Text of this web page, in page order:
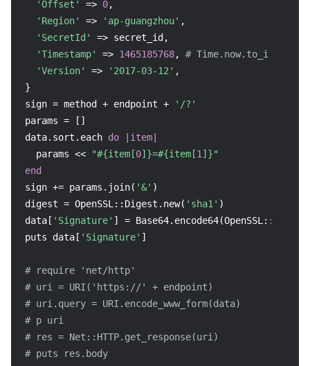
'Offset'
=> 0,
'Region'
=> 'ap-guangzhou' ,
'SecretId'
=> secret_id,
'Timestamp'
=> 1465185768, # Time.now.to_i
'Version'
=> '2017-03-12' ,
}
sign = method + endpoint +
'/?'
params = []
data.sort.each do
|item|
  params <<
"#{item[0]}=#{item[1 ]}"
end
sign += params.join( '&' )
digest = OpenSSL::Digest.new( 'sha1' )
data[ 'Signature' ] =
puts data[ 'Signature' ]
# require 'net/http'
# uri = URI('https://' + endpoint)
# uri.query = URI.encode_www_form(data)
# p uri
# res = Net::HTTP.get_response(uri)
# puts res.body